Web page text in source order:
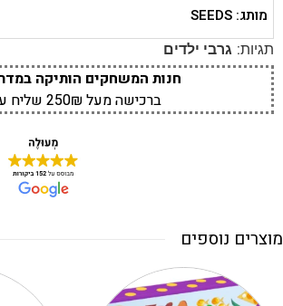
מותג: SEEDS
תגיות: גרבי ילדים
חנות המשחקים הותיקה
ברכישה מעל 250₪ שליח עד הבית חינם
מוצרים נוספים